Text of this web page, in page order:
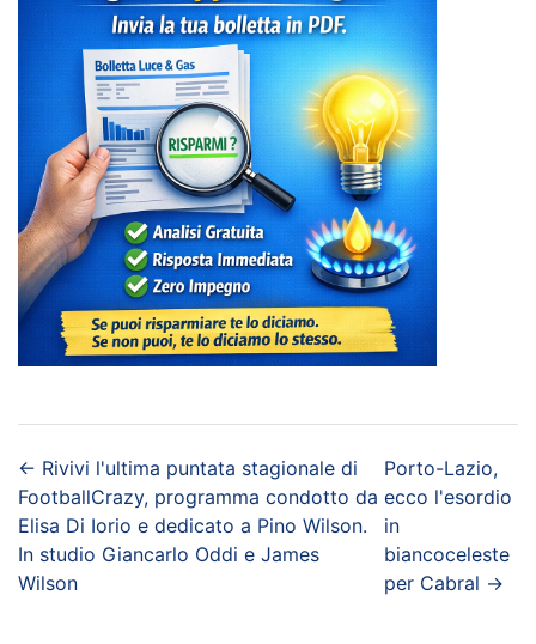
← Rivivi l'ultima puntata stagionale di
FootballCrazy, programma condotto da
Elisa Di Iorio e dedicato a Pino Wilson.
In studio Giancarlo Oddi e James
Wilson
Porto-Lazio,
ecco l'esordio
in
biancoceleste
per Cabral →